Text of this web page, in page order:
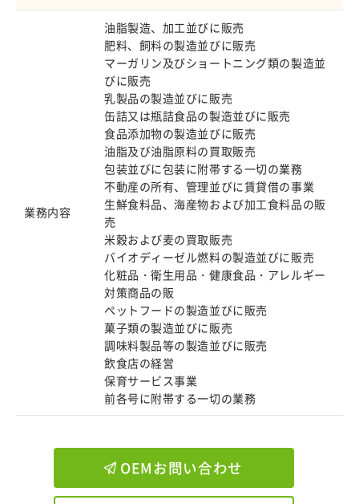
業務内容
油脂製造、加工並びに販売
肥料、飼料の製造並びに販売
マーガリン及びショートニング類の製造並
びに販売
乳製品の製造並びに販売
缶詰又は瓶詰食品の製造並びに販売
食品添加物の製造並びに販売
油脂及び油脂原料の買取販売
包装並びに包装に附帯する一切の業務
不動産の所有、管理並びに賃貸借の事業
生鮮食料品、海産物および加工食料品の販
売
米穀および麦の買取販売
バイオディーゼル燃料の製造並びに販売
化粧品・衛生用品・健康食品・アレルギー
対策商品の販
ペットフードの製造並びに販売
菓子類の製造並びに販売
調味料製品等の製造並びに販売
飲食店の経営
保育サービス事業
前各号に附帯する一切の業務
OEMお問い合わせ